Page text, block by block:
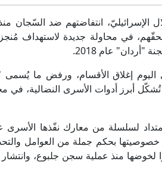
بحقّهم، في محاولة جديدة لاستهداف
عام 2018.
اليوم إغلاق الأقسام، ورفض ما
تُشكّل أبرز أدوات الأسرى النضالية،
لسلسلة من معارك نفّذها
خصوصيتها بحكم جملة من العوامل
لخوضها منذ عملية سجن جلبوع،